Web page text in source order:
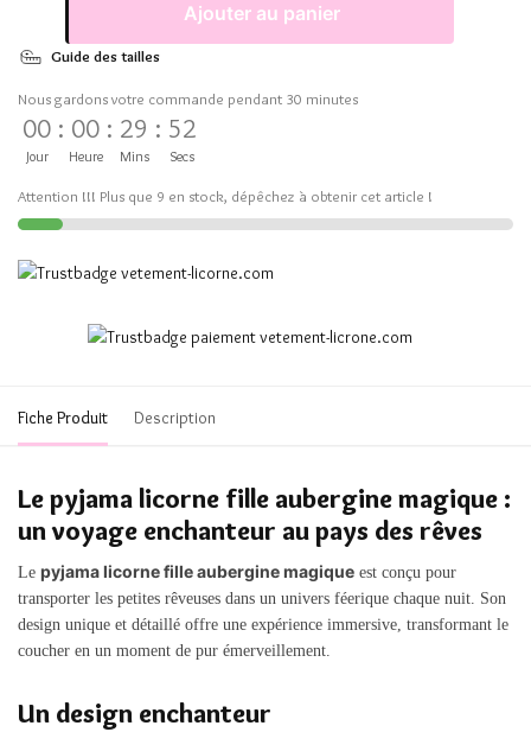
Ajouter au panier
Guide des tailles
Nous gardons votre commande pendant 30 minutes
00
Jour
: 00
Heure
: 29
Mins
: 52
Secs
Attention !!! Plus que 9 en stock, dépêchez à obtenir cet article !
Fiche Produit Description
Le pyjama licorne fille aubergine magique :
un voyage enchanteur au pays des rêves
Le pyjama licorne fille aubergine magique est conçu pour
transporter les petites rêveuses dans un univers féerique chaque nuit. Son
design unique et détaillé offre une expérience immersive, transformant le
coucher en un moment de pur émerveillement.
Un design enchanteur